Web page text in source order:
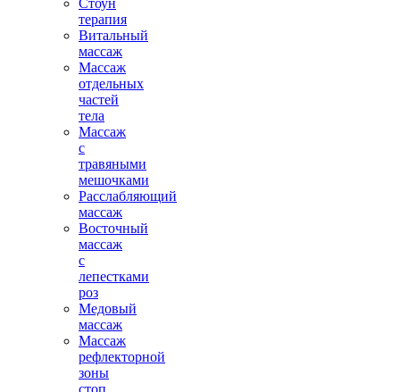
Стоун
терапия
Витальный
массаж
Массаж
отдельных
частей
тела
Массаж
с
травяными
мешочками
Расслабляющий
массаж
Восточный
массаж
с
лепестками
роз
Медовый
массаж
Массаж
рефлекторной
зоны
стоп